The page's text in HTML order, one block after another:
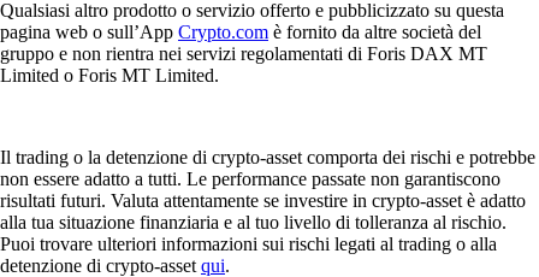
Qualsiasi altro prodotto o servizio offerto e pubblicizzato su questa
pagina web o sull’App Crypto.com è fornito da altre società del
gruppo e non rientra nei servizi regolamentati di Foris DAX MT
Limited o Foris MT Limited.
Il trading o la detenzione di crypto-asset comporta dei rischi e potrebbe
non essere adatto a tutti. Le performance passate non garantiscono
risultati futuri. Valuta attentamente se investire in crypto-asset è adatto
alla tua situazione finanziaria e al tuo livello di tolleranza al rischio.
Puoi trovare ulteriori informazioni sui rischi legati al trading o alla
detenzione di crypto-asset qui.